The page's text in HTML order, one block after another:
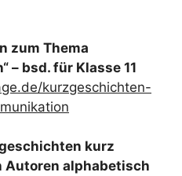
zum Thema
– bsd. für Klasse 11
kurzgeschichten-
kurz
Autoren alphabetisch